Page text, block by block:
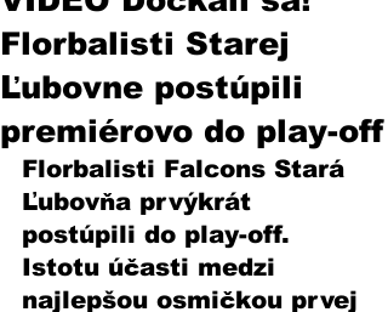
Florbalisti Starej
Ľubovne postúpili
premiérovo do play-off
Florbalisti Falcons Stará
Ľubovňa prvýkrát
postúpili do play-off.
Istotu účasti medzi
najlepšou osmičkou prvej